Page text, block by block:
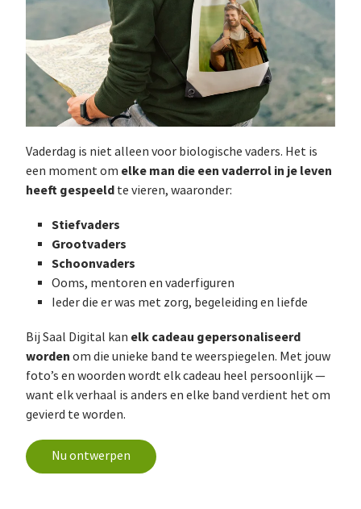
Vaderdag is niet alleen voor biologische vaders. Het is
een moment om elke man die een vaderrol in je leven
heeft gespeeld te vieren, waaronder:
Stiefvaders
Grootvaders
Schoonvaders
Ooms, mentoren en vaderfiguren
Ieder die er was met zorg, begeleiding en liefde
Bij Saal Digital kan elk cadeau gepersonaliseerd
worden om die unieke band te weerspiegelen. Met jouw
foto’s en woorden wordt elk cadeau heel persoonlijk —
want elk verhaal is anders en elke band verdient het om
gevierd te worden.
Nu ontwerpen